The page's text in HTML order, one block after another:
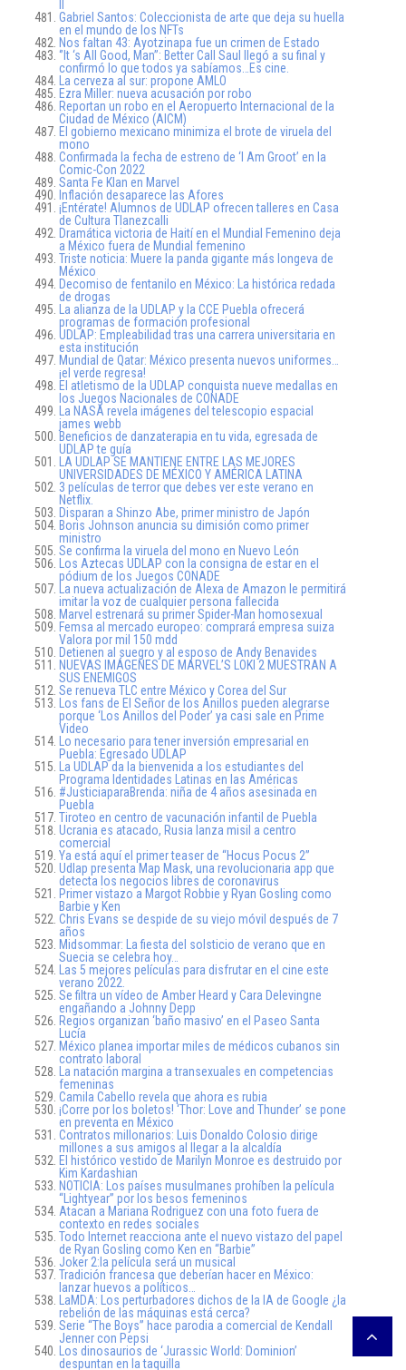
Gabriel Santos: Coleccionista de arte que deja su huella
en el mundo de los NFTs
Nos faltan 43: Ayotzinapa fue un crimen de Estado
‘’It ‘s All Good, Man’’: Better Call Saul llegó a su final y
confirmó lo que todos ya sabíamos…Es cine.
La cerveza al sur: propone AMLO
Ezra Miller: nueva acusación por robo
Reportan un robo en el Aeropuerto Internacional de la
Ciudad de México (AICM)
El gobierno mexicano minimiza el brote de viruela del
mono
Confirmada la fecha de estreno de ‘I Am Groot’ en la
Comic-Con 2022
Santa Fe Klan en Marvel
Inflación desaparece las Afores
¡Entérate! Alumnos de UDLAP ofrecen talleres en Casa
de Cultura Tlanezcalli
Dramática victoria de Haití en el Mundial Femenino deja
a México fuera de Mundial femenino
Triste noticia: Muere la panda gigante más longeva de
México
Decomiso de fentanilo en México: La histórica redada
de drogas
La alianza de la UDLAP y la CCE Puebla ofrecerá
programas de formación profesional
UDLAP: Empleabilidad tras una carrera universitaria en
esta institución
Mundial de Qatar: México presenta nuevos uniformes…
¡el verde regresa!
El atletismo de la UDLAP conquista nueve medallas en
los Juegos Nacionales de CONADE
La NASA revela imágenes del telescopio espacial
james webb
Beneficios de danzaterapia en tu vida, egresada de
UDLAP te guía
LA UDLAP SE MANTIENE ENTRE LAS MEJORES
UNIVERSIDADES DE MÉXICO Y AMÉRICA LATINA
3 películas de terror que debes ver este verano en
Netflix.
Disparan a Shinzo Abe, primer ministro de Japón
Boris Johnson anuncia su dimisión como primer
ministro
Se confirma la viruela del mono en Nuevo León
Los Aztecas UDLAP con la consigna de estar en el
pódium de los Juegos CONADE
La nueva actualización de Alexa de Amazon le permitirá
imitar la voz de cualquier persona fallecida
Marvel estrenará su primer Spider-Man homosexual
Femsa al mercado europeo: comprará empresa suiza
Valora por mil 150 mdd
Detienen al suegro y al esposo de Andy Benavides
NUEVAS IMÁGENES DE MARVEL’S LOKI 2 MUESTRAN A
SUS ENEMIGOS
Se renueva TLC entre México y Corea del Sur
Los fans de El Señor de los Anillos pueden alegrarse
porque ‘Los Anillos del Poder’ ya casi sale en Prime
Video
Lo necesario para tener inversión empresarial en
Puebla: Egresado UDLAP
La UDLAP da la bienvenida a los estudiantes del
Programa Identidades Latinas en las Américas
#JusticiaparaBrenda: niña de 4 años asesinada en
Puebla
Tiroteo en centro de vacunación infantil de Puebla
Ucrania es atacado, Rusia lanza misil a centro
comercial
Ya está aquí el primer teaser de “Hocus Pocus 2”
Udlap presenta Map Mask, una revolucionaria app que
detecta los negocios libres de coronavirus
Primer vistazo a Margot Robbie y Ryan Gosling como
Barbie y Ken
Chris Evans se despide de su viejo móvil después de 7
años
Midsommar: La fiesta del solsticio de verano que en
Suecia se celebra hoy…
Las 5 mejores películas para disfrutar en el cine este
verano 2022.
Se filtra un vídeo de Amber Heard y Cara Delevingne
engañando a Johnny Depp
Regios organizan ‘baño masivo’ en el Paseo Santa
Lucía
México planea importar miles de médicos cubanos sin
contrato laboral
La natación margina a transexuales en competencias
femeninas
Camila Cabello revela que ahora es rubia
¡Corre por los boletos! ‘Thor: Love and Thunder’ se pone
en preventa en México
Contratos millonarios: Luis Donaldo Colosio dirige
millones a sus amigos al llegar a la alcaldía
El histórico vestido de Marilyn Monroe es destruido por
Kim Kardashian
NOTICIA: Los países musulmanes prohíben la película
“Lightyear” por los besos femeninos
Atacan a Mariana Rodriguez con una foto fuera de
contexto en redes sociales
Todo Internet reacciona ante el nuevo vistazo del papel
de Ryan Gosling como Ken en “Barbie”
Joker 2:la película será un musical
Tradición francesa que deberían hacer en México:
lanzar huevos a políticos…
LaMDA: Los perturbadores dichos de la IA de Google ¿la
rebelión de las máquinas está cerca?
Serie “The Boys” hace parodia a comercial de Kendall
Jenner con Pepsi
Los dinosaurios de ‘Jurassic World: Dominion’
despuntan en la taquilla